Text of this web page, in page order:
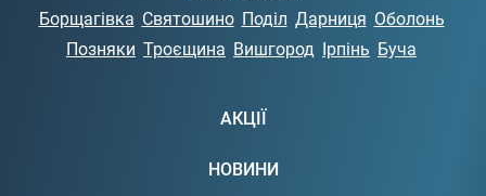
Борщагівка Святошино Поділ Дарниця Оболонь
Позняки Троєщина Вишгород Ірпінь Буча
АКЦІЇ
НОВИНИ